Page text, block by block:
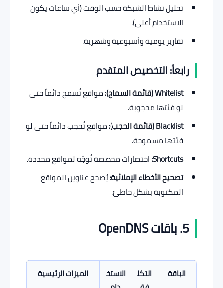
تحليل نشاط الشبكة حسب الوقت (أي ساعات يكون
الاستخدام أعلى).
تقارير يومية وأسبوعية وشهرية.
رابعاً: التخصيص المتقدم
Whitelist (قائمة السماح):
مواقع تُسمح دائماً حتى
لو فئتها محجوبة.
Blacklist (قائمة الحجب):
مواقع تُحجب دائماً حتى لو
فئتها مسموحة.
Shortcuts: اختصارات مخصصة تُوجّه لمواقع محددة.
تصحيح الأخطاء الإملائية:يُصحح عناوين المواقع
المكتوبة بشكل خاطئ.
5. باقات OpenDNS
الباقة
التكل
الاستخ
الميزات الرئيسية